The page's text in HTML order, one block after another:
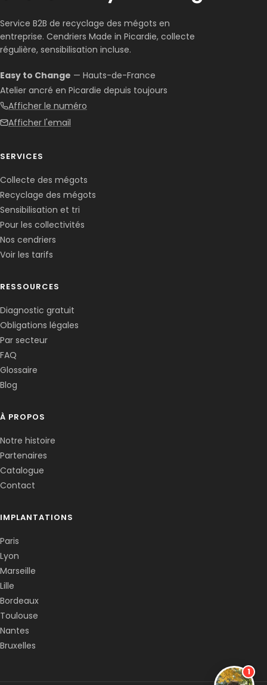
Service B2B de recyclage des mégots en
entreprise. Cendriers Made in Picardie, collecte
régulière, sensibilisation incluse.
Easy to Change — Hauts-de-France
Atelier ancré en Picardie depuis toujours
Afficher le numéro
Afficher l'email
SERVICES
Collecte des mégots
Recyclage des mégots
Sensibilisation et tri
Pour les collectivités
Nos cendriers
Voir les tarifs
RESSOURCES
Diagnostic gratuit
Obligations légales
Par secteur
FAQ
Glossaire
Blog
À PROPOS
Notre histoire
Partenaires
Catalogue
Contact
IMPLANTATIONS
Paris
Lyon
Marseille
Lille
Bordeaux
Toulouse
Nantes
Bruxelles
1
Corentin · Easy to Change